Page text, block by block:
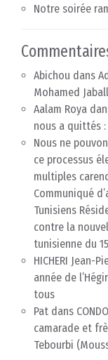
Notre soirée
Abichou dans
Mohamed
Aalam Roya
nous a quittés
Nous ne
ce processus
multiples
Communiqué
Tunisiens
contre la
tunisienne du
HICHERI Jean-
année de
tous
Pat dans
camarade et
Tebourbi